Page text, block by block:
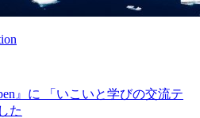
』に 「いこいと学びの交流テ
た